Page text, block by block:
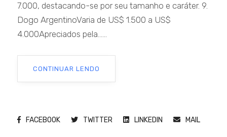
7.000, destacando-se por seu tamanho e caráter. 9.
Dogo ArgentinoVaria de US$ 1.500 a US$
4.000Apreciados pela......
CONTINUAR LENDO
FACEBOOK TWITTER LINKEDIN MAIL